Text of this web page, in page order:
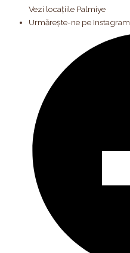
Vezi locațiile Palmiye
Urmărește-ne pe Instagram